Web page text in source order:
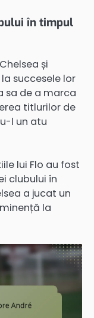
în timpul
și
succesele lor
sa de a marca
titlurilor de
l un atu
lui Flo au fost
clubului în
a jucat un
la